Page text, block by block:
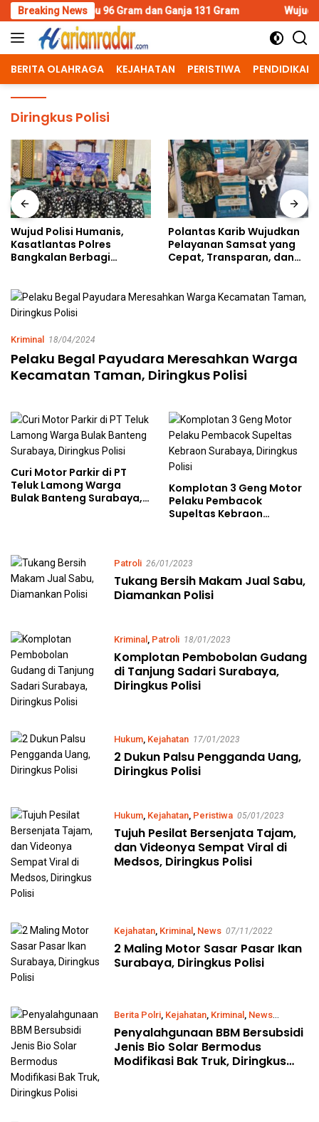
Skip
to
content
Breaking News
96 Gram dan Ganja 131 Gram Wujud Polisi Humanis,
BERITA OLAHRAGA KEJAHATAN PERISTIWA PENDIDIKAN
Diringkus Polisi
Wujud Polisi Humanis,
Kasatlantas Polres
Bangkalan Berbagi
Ahmad Ibrahim
Polantas Karib Wujudkan
Pelayanan Samsat yang
Cepat, Transparan, dan
Kriminal 18/04/2024
Pelaku Begal Payudara Meresahkan Warga
Kecamatan Taman, Diringkus Polisi
Curi Motor Parkir di PT
Teluk Lamong Warga
Bulak Banteng Surabaya,
Komplotan 3 Geng Motor
Pelaku Pembacok
Supeltas Kebraon
Patroli 26/01/2023
Tukang Bersih Makam Jual Sabu,
Diamankan Polisi
Kriminal Patroli 18/01/2023
Komplotan Pembobolan Gudang
di Tanjung Sadari Surabaya,
Diringkus Polisi
Hukum, Kejahatan 17/01/2023
2 Dukun Palsu Pengganda Uang,
Diringkus Polisi
Hukum, Kejahatan, Peristiwa 05/01/2023
Tujuh Pesilat Bersenjata Tajam,
dan Videonya Sempat Viral di
Medsos, Diringkus Polisi
Kejahatan, Kriminal News 07/11/2022
2 Maling Motor Sasar Pasar Ikan
Surabaya, Diringkus Polisi
Berita Polri, Kejahatan, Kriminal News
16/09/2022
Penyalahgunaan BBM Bersubsidi
Jenis Bio Solar Bermodus
Modifikasi Bak Truk, Diringkus